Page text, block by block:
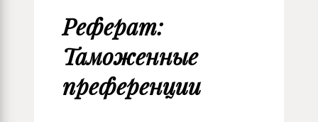
Реферат:
Таможенные
преференции